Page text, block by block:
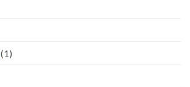
(1)